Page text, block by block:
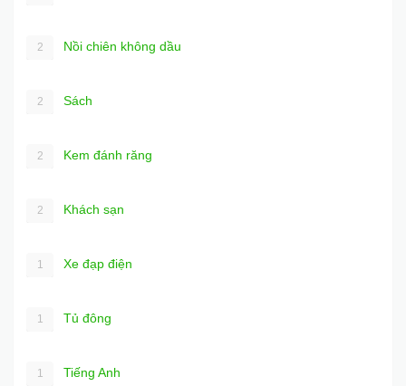
2 Nồi chiên không dầu
2 Sách
2 Kem đánh răng
2 Khách sạn
1 Xe đạp điện
1 Tủ đông
1 Tiếng Anh